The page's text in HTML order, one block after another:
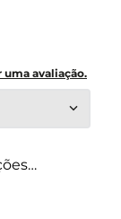
uma avaliação.